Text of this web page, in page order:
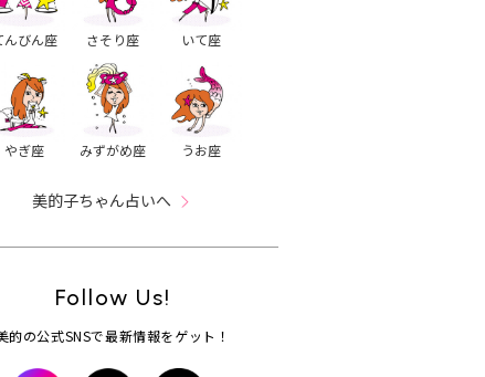
んびん座 さそり座 いて座
やぎ座 みずがめ座 うお座
美的子ちゃん占いへ
Follow Us!
的の公式SNSで最新情報をゲット！